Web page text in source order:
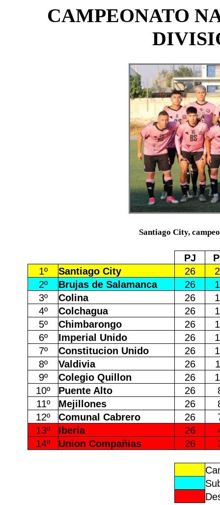
CAMPEONATO
Santiago City,
PJ
1º
Santiago City 26
2º
Brujas de Salamanca 26
3º
Colina 26
4º
Colchagua 26
5º
Chimbarongo 26
6º
Imperial Unido 26
7º
Constitucion Unido 26
8º
Valdivia 26
9º
Colegio Quillon 26
10º
Puente Alto 26
11º
Mejillones 26
12º
Comunal Cabrero 26
13º
Iberia 26
14º
Union Compañias 26